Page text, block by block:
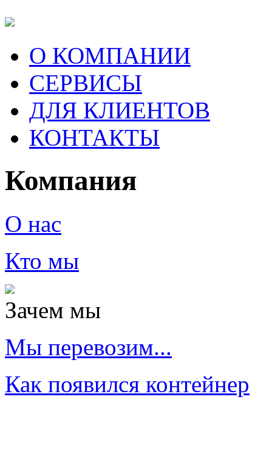
О КОМПАНИИ
СЕРВИСЫ
ДЛЯ КЛИЕНТОВ
КОНТАКТЫ
Компания
О нас
Кто мы
Зачем мы
Мы перевозим...
Как появился контейнер